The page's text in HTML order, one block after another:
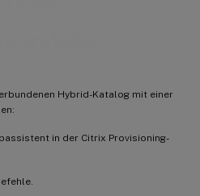
Hybrid-Katalog mit einer
in der Citrix Provisioning-